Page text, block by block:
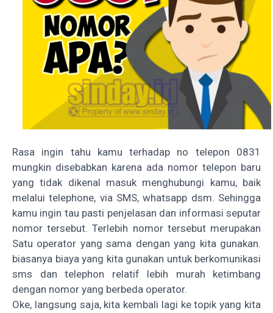
Rasa ingin tahu kamu terhadap no telepon 0831
mungkin disebabkan karena ada nomor telepon baru
yang tidak dikenal masuk menghubungi kamu, baik
melalui telephone, via SMS, whatsapp dsm. Sehingga
kamu ingin tau pasti penjelasan dan informasi seputar
nomor tersebut. Terlebih nomor tersebut merupakan
Satu operator yang sama dengan yang kita gunakan.
biasanya biaya yang kita gunakan untuk berkomunikasi
sms dan telephon relatif lebih murah ketimbang
dengan nomor yang berbeda operator.
Oke, langsung saja, kita kembali lagi ke topik yang kita